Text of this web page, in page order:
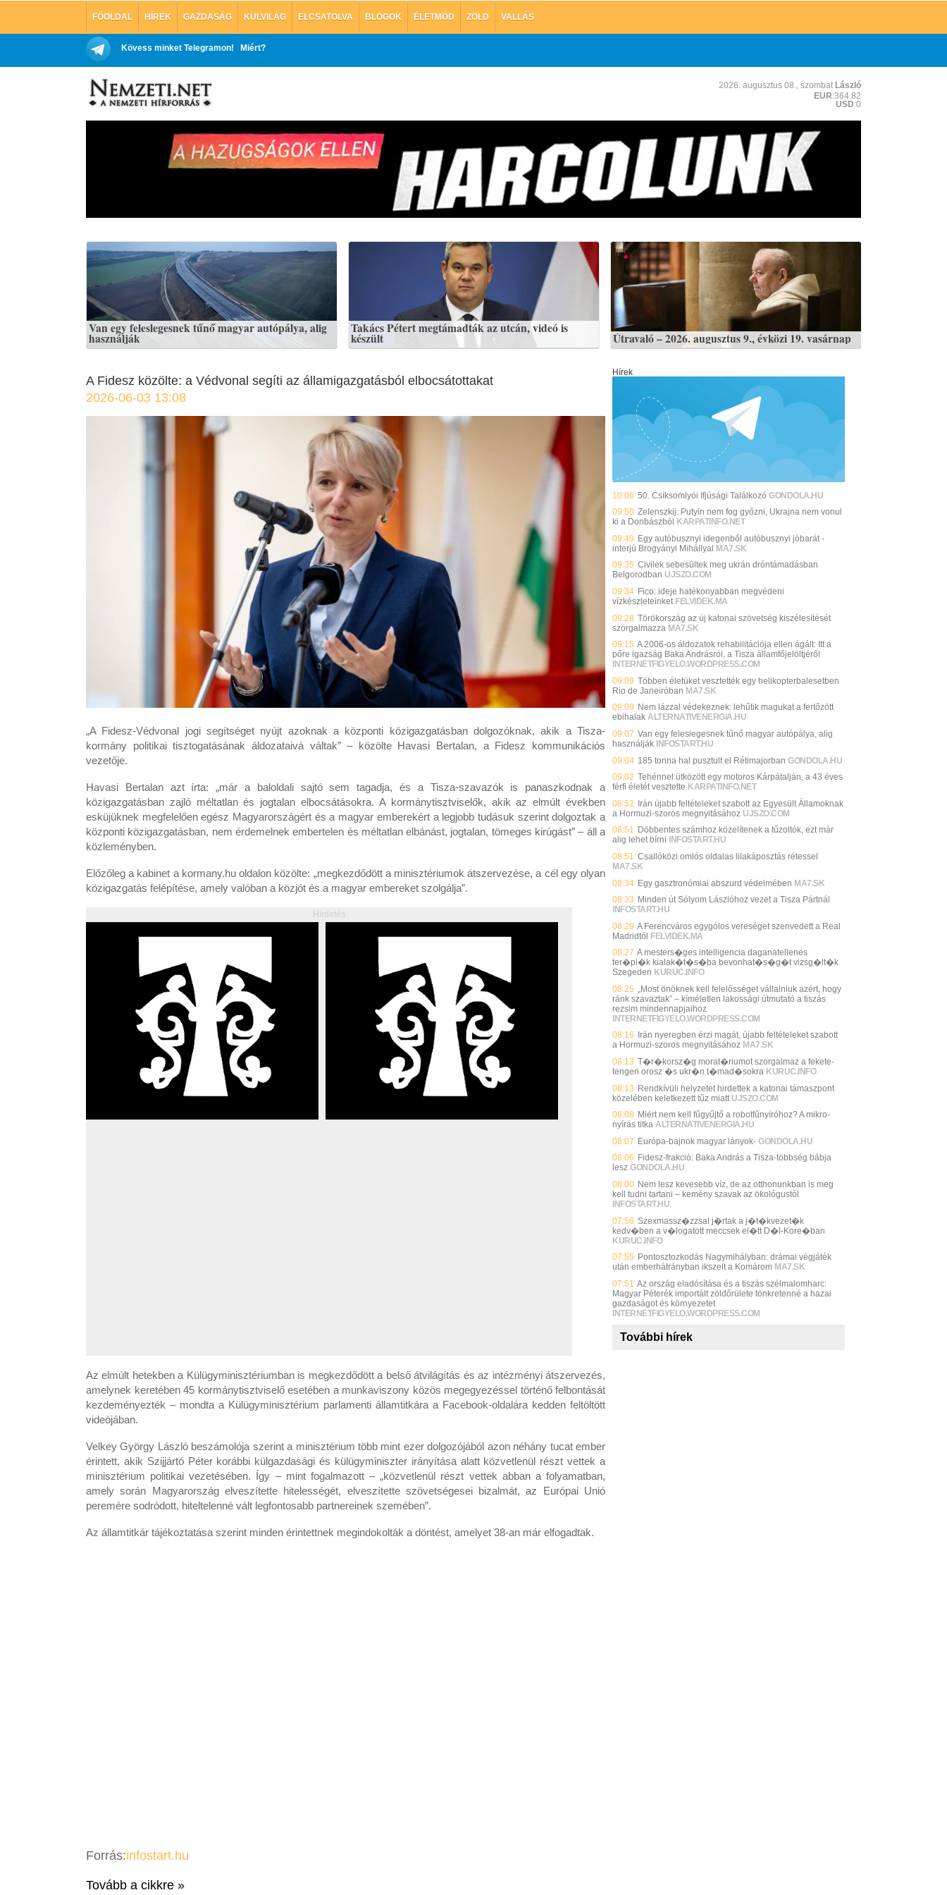
FŐOLDAL HÍREK GAZDASÁG KÜLVILÁG ELCSATOLVA BLOGOK ÉLETMÓD ZÖLD VALLÁS
Kövess minket Telegramon! Miért?
2026. augusztus 08., szombat László
EUR:364.82
USD:0
Van egy feleslegesnek tűnő magyar autópálya, alig
használják
Takács Pétert megtámadták az utcán, videó is
készült Útravaló – 2026. augusztus 9., évközi 19. vasárnap
A Fidesz közölte: a Védvonal segíti az államigazgatásból elbocsátottakat
2026-06-03 13:08
„A Fidesz-Védvonal jogi segítséget nyújt azoknak a központi közigazgatásban dolgozóknak, akik a Tisza-
kormány politikai tisztogatásának áldozataivá váltak” – közölte Havasi Bertalan, a Fidesz kommunikációs
vezetője.
Havasi Bertalan azt írta: „már a baloldali sajtó sem tagadja, és a Tisza-szavazók is panaszkodnak a
közigazgatásban zajló méltatlan és jogtalan elbocsátásokra. A kormánytisztviselők, akik az elmúlt években
esküjüknek megfelelően egész Magyarországért és a magyar emberekért a legjobb tudásuk szerint dolgoztak a
központi közigazgatásban, nem érdemelnek embertelen és méltatlan elbánást, jogtalan, tömeges kirúgást” – áll a
közleményben.
Előzőleg a kabinet a kormany.hu oldalon közölte: „megkezdődött a minisztériumok átszervezése, a cél egy olyan
köz­igaz­ga­tás felépítése, amely valóban a közjót és a magyar embereket szolgálja”.
Hírdetés
Az elmúlt hetekben a Külügyminisztériumban is megkezdődött a belső átvilágítás és az intézményi átszervezés,
amelynek keretében 45 kormánytisztviselő esetében a munkaviszony közös megegyezéssel történő felbontását
kezdeményezték – mondta a Külügyminisztérium parlamenti államtitkára a Facebook-oldalára kedden feltöltött
videójában.
Velkey György László beszámolója szerint a minisztérium több mint ezer dolgozójából azon néhány tucat ember
érintett, akik Szijjártó Péter korábbi külgazdasági és külügyminiszter irányítása alatt közvetlenül részt vettek a
minisztérium politikai vezetésében. Így – mint fogalmazott – „közvetlenül részt vettek abban a folyamatban,
amely során Magyarország elveszítette hitelességét, elveszítette szövetségesei bizalmát, az Európai Unió
peremére sodródott, hiteltelenné vált legfontosabb partnereinek szemében”.
Az államtitkár tájékoztatása szerint minden érintettnek megindokolták a döntést, amelyet 38-an már elfogadtak.
Forrás:infostart.hu
Tovább a cikkre »
Hírek
10:06 50. Csíksomlyói Ifjúsági Találkozó GONDOLA.HU
09:50 Zelenszkij: Putyin nem fog győzni, Ukrajna nem vonul
ki a Donbászból
KARPATINFO.NET
09:49 Egy autóbusznyi idegenből autóbusznyi jóbarát -
interjú Brogyányi Mihállyal MA7.SK
09:35 Civilek sebesültek meg ukrán dróntámadásban
Belgorodban UJSZO.COM
09:34 Fico: ideje hatékonyabban megvédeni
vízkészleteinket FELVIDEK.MA
09:28 Törökország az új katonai szövetség kiszélesítését
szorgalmazza MA7.SK
09:15 A 2006-os áldozatok rehabilitációja ellen ágált: Itt a
pőre igazság Baka Andrásról, a Tisza államfőjelöltjéről
INTERNETFIGYELO.WORDPRESS.COM
09:09 Többen életüket vesztették egy helikopterbalesetben
Rio de Janeiróban MA7.SK
09:09 Nem lázzal védekeznek: lehűtik magukat a fertőzött
ebihalak ALTERNATIVENERGIA.HU
09:07 Van egy feleslegesnek tűnő magyar autópálya, alig
használják INFOSTART.HU
09:04 185 tonna hal pusztult el Rétimajorban GONDOLA.HU
09:02 Tehénnel ütközött egy motoros Kárpátalján, a 43 éves
férfi életét vesztette KARPATINFO.NET
08:52 Irán újabb feltételeket szabott az Egyesült Államoknak
a Hormuzi-szoros megnyitásához UJSZO.COM
08:51 Döbbentes számhoz közelítenek a tűzoltók, ezt már
alig lehet bírni
INFOSTART.HU
08:51 Csallóközi omlós oldalas lilakáposztás rétessel
MA7.SK
08:34 Egy gasztronómiai abszurd védelmében MA7.SK
08:33 Minden út Sólyom Lászlóhoz vezet a Tisza Pártnál
INFOSTART.HU
08:29 A Ferencváros egygólos vereséget szenvedett a Real
Madridtól FELVIDEK.MA
08:27 A mesters�ges intelligencia daganatellenes
ter�pi�k kialak�t�s�ba bevonhat�s�g�t vizsg�lt�k
Szegeden KURUC.INFO
08:25 „Most önöknek kell felelősséget vállalniuk azért, hogy
ránk szavaztak” – kíméletlen lakossági útmutató a tiszás
rezsim mindennapjaihoz
INTERNETFIGYELO.WORDPRESS.COM
08:16
Irán nyeregben érzi magát, újabb feltételeket szabott
a Hormuzi-szoros megnyitásához MA7.SK
08:13 T�r�korsz�g morat�riumot szorgalmaz a fekete-
tengeri orosz �s ukr�n t�mad�sokra KURUC.INFO
08:13 Rendkívüli helyzetet hirdettek a katonai támaszpont
közelében keletkezett tűz miatt UJSZO.COM
08:08 Miért nem kell fűgyűjtő a robotfűnyíróhoz? A mikro-
nyírás titka ALTERNATIVENERGIA.HU
08:07 Európa-bajnok magyar lányok- GONDOLA.HU
08:06 Fidesz-frakció: Baka András a Tisza-többség bábja
lesz GONDOLA.HU
08:00 Nem lesz kevesebb víz, de az otthonunkban is meg
kell tudni tartani – kemény szavak az ökológustól
INFOSTART.HU
07:56 Szexmassz�zzsal j�rtak a j�t�kvezet�k
kedv�ben a v�logatott meccsek el�tt D�l-Kore�ban
KURUC.INFO
07:55 Pontosztozkodás Nagymihályban: drámai végjáték
után emberhátrányban ikszelt a Komárom MA7.SK
07:51 Az ország eladósítása és a tiszás szélmalomharc:
Magyar Péterék importált zöldőrülete tönkretenné a hazai
gazdaságot és környezetet
INTERNETFIGYELO.WORDPRESS.COM
További hírek